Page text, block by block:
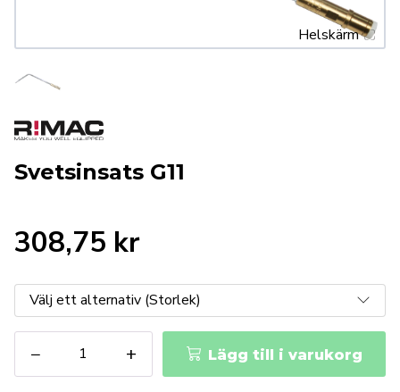
Helskärm
Svetsinsats G11
308,75 kr
−
G11
mängd
+ Lägg till i varukorg